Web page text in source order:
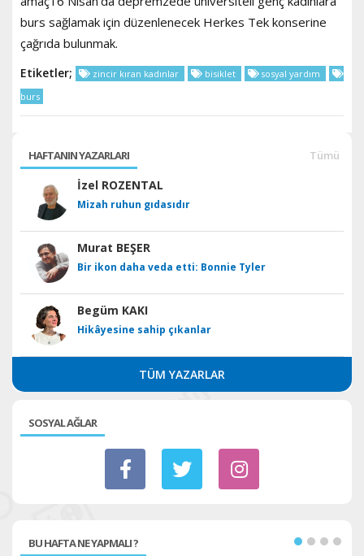
burs sağlamak için düzenlenecek Herkes Tek konserine
çağrıda bulunmak.
Etiketler; zincir kıran kadınlar bisiklet
sosyal yardım
burs
HAFTANIN YAZARLARI Tümü
İzel ROZENTAL
Mizah ruhun gıdasıdır
Murat BEŞER
Bir ikon daha veda etti: Bonnie Tyler
Begüm KAKI
Hikâyesine sahip çıkanlar
TÜM YAZARLAR
SOSYAL AĞLAR
BU HAFTA NE YAPMALI ?